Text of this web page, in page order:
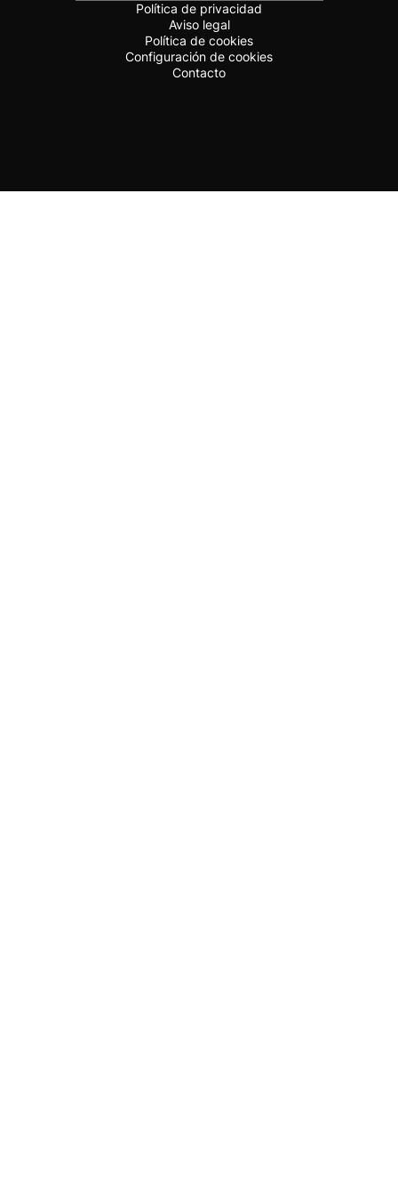
Política de privacidad
Aviso legal
Política de cookies
Configuración de cookies
Contacto